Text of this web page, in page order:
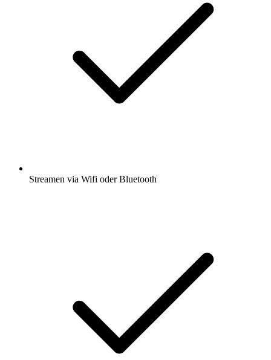
Streamen via Wifi oder Bluetooth